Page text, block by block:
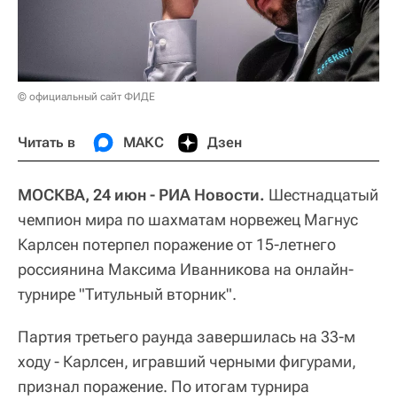
© официальный сайт ФИДЕ
Читать в МАКС Дзен
МОСКВА, 24 июн - РИА Новости. Шестнадцатый
чемпион мира по шахматам норвежец Магнус
Карлсен потерпел поражение от 15-летнего
россиянина Максима Иванникова на онлайн-
турнире "Титульный вторник".
Партия третьего раунда завершилась на 33-м
ходу - Карлсен, игравший черными фигурами,
признал поражение. По итогам турнира